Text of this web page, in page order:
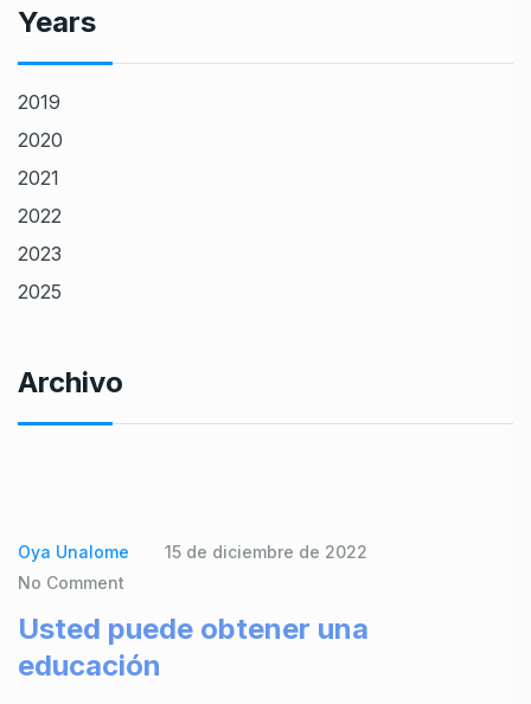
Years
2019
2020
2021
2022
2023
2025
Archivo
Oya Unalome
15 de diciembre de 2022
No Comment
Usted puede obtener una
educación